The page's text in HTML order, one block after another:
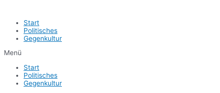
Start
Politisches
Gegenkultur
Menü
Start
Politisches
Gegenkultur